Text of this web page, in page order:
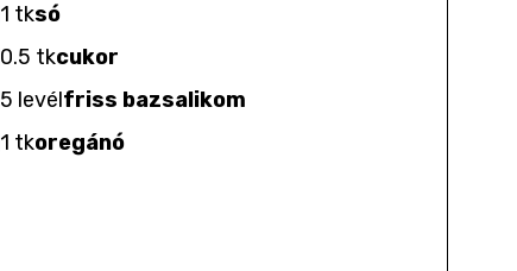
1 tksó
0.5 tkcukor
5 levélfriss bazsalikom
1 tkoregánó